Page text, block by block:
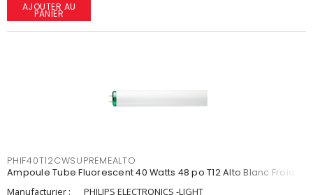
AJOUTER AU
PANIER
PHIF40T12CWSUPREMEALTO
Ampoule Tube Fluorescent 40 Watts 48 po T12 Alto Blanc Froid
Manufacturier :
PHILIPS ELECTRONICS -LIGHT